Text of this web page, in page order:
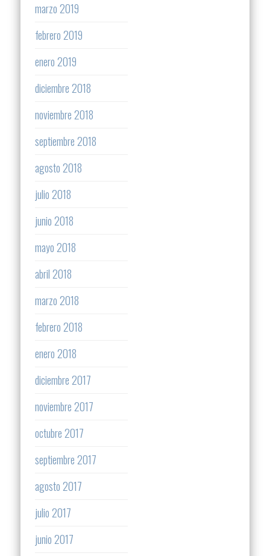
marzo 2019
febrero 2019
enero 2019
diciembre 2018
noviembre 2018
septiembre 2018
agosto 2018
julio 2018
junio 2018
mayo 2018
abril 2018
marzo 2018
febrero 2018
enero 2018
diciembre 2017
noviembre 2017
octubre 2017
septiembre 2017
agosto 2017
julio 2017
junio 2017